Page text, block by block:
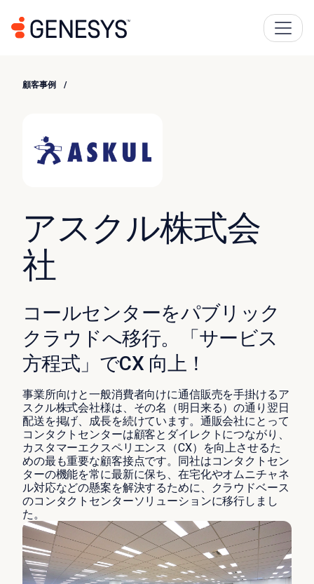
顧客事例
アスクル株式会
社
コールセンターをパブリック
クラウドへ移行。「サービス
方程式」でCX 向上！
事業所向けと一般消費者向けに通信販売を手掛けるア
スクル株式会社様は、その名（明日来る）の通り翌日
配送を掲げ、成長を続けています。通販会社にとって
コンタクトセンターは顧客とダイレクトにつながり、
カスタマーエクスペリエンス（CX）を向上させるた
めの最も重要な顧客接点です。同社はコンタクトセン
ターの機能を常に最新に保ち、在宅化やオムニチャネ
ル対応などの懸案を解決するために、クラウドベース
のコンタクトセンターソリューションに移行しまし
た。